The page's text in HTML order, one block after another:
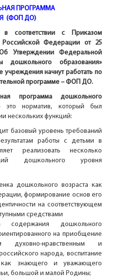
ПРОГРАММА
(ФОП ДО)
соответствии с Приказом
Российской Федерации от 25
Утверждении Федеральной
дошкольного образования»
начнут работать по
программе – ФОП ДО.
программа дошкольного
норматив, который был
нескольких функций:
базовый уровень требований
работы с детьми в
реализовать несколько
дошкольного уровня
дошкольного возраста как
формирование основ его
на соответствующем
средствами
дошкольного
на приобщение
нравственным и
народа, воспитание
как знающего и уважающего
большой и малой Родины;